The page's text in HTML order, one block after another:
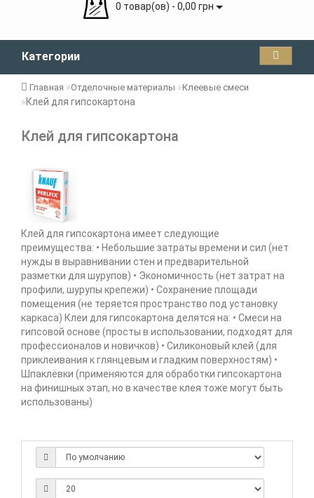
0 товар(ов) - 0,00 грн
Категории
Главная Отделочные материалы Клеевые смеси
Клей для гипсокартона
Клей для гипсокартона
Клей для гипсокартона имеет следующие
преимущества: • Небольшие затраты времени и сил (нет
нужды в выравнивании стен и предварительной
разметки для шурупов) • Экономичность (нет затрат на
профили, шурупы крепежи) • Сохранение площади
помещения (не теряется пространство под установку
каркаса) Клеи для гипсокартона делятся на: • Смеси на
гипсовой основе (просты в использовании, подходят для
профессионалов и новичков) • Силиконовый клей (для
приклеивания к глянцевым и гладким поверхностям) •
Шпаклёвки (применяются для обработки гипсокартона
на финишных этап, но в качестве клея тоже могут быть
использованы)